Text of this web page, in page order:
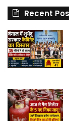
Recent